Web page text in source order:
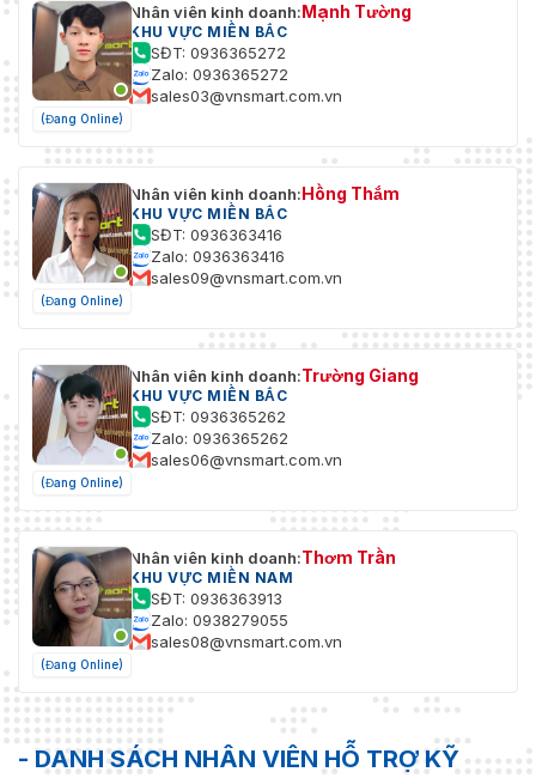
(Đang Online)
Nhân viên kinh doanh:Mạnh Tường
KHU VỰC MIỀN BẮC
SĐT: 0936365272
Zalo: 0936365272
sales03@vnsmart.com.vn
(Đang Online)
Nhân viên kinh doanh:Hồng Thắm
KHU VỰC MIỀN BẮC
SĐT: 0936363416
Zalo: 0936363416
sales09@vnsmart.com.vn
(Đang Online)
Nhân viên kinh doanh:Trường Giang
KHU VỰC MIỀN BẮC
SĐT: 0936365262
Zalo: 0936365262
sales06@vnsmart.com.vn
(Đang Online)
Nhân viên kinh doanh:Thơm Trần
KHU VỰC MIỀN NAM
SĐT: 0936363913
Zalo: 0938279055
sales08@vnsmart.com.vn
- DANH SÁCH NHÂN VIÊN HỖ TRỢ KỸ